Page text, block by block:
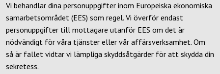
Vi behandlar dina personuppgifter inom Europeiska ekonomiska
samarbetsområdet (EES) som regel. Vi överför endast
personuppgifter till mottagare utanför EES om det är
nödvändigt för våra tjänster eller vår affärsverksamhet. Om
så är fallet vidtar vi lämpliga skyddsåtgärder för att skydda din
sekretess.